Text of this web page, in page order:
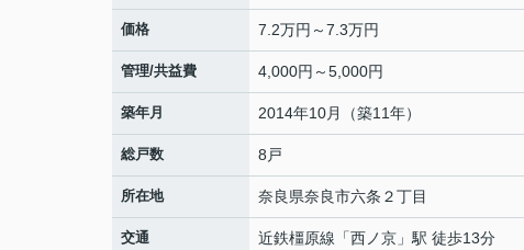
価格 7.2万円～7.3万円
管理/共益費 4,000円～5,000円
築年月 2014年10月（築11年）
総戸数 8戸
所在地 奈良県奈良市六条 ２丁目
交通 近鉄橿原線 「西ノ京 」駅 徒歩13分